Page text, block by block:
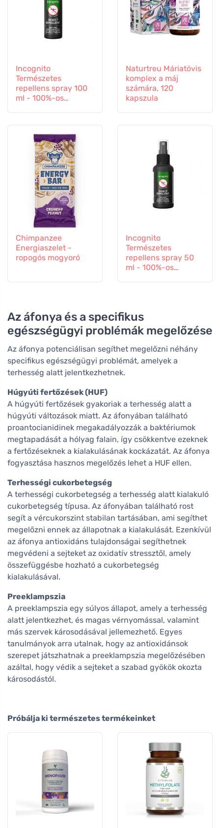
Incognito
Természetes
repellens spray 100
ml - 100%-os
Naturtreu Máriatövis
komplex a máj
számára, 120
kapszula
Chimpanzee
Energiaszelet -
ropogós mogyoró
Incognito
Természetes
repellens spray 50
ml - 100%-os
Az áfonya és a specifikus
egészségügyi problémák megelőzése
Az áfonya potenciálisan segíthet megelőzni néhány
specifikus egészségügyi problémát, amelyek a
terhesség alatt jelentkezhetnek.
Húgyúti fertőzések (HUF)
A húgyúti fertőzések gyakoriak a terhesség alatt a
húgyúti változások miatt. Az áfonyában található
proantocianidinek megakadályozzák a baktériumok
megtapadását a hólyag falain, így csökkentve ezeknek
a fertőzéseknek a kialakulásának kockázatát. Az áfonya
fogyasztása hasznos megelőzés lehet a HUF ellen.
Terhességi cukorbetegség
A terhességi cukorbetegség a terhesség alatt kialakuló
cukorbetegség típusa. Az áfonyában található rost
segít a vércukorszint stabilan tartásában, ami segíthet
megelőzni ennek az állapotnak a kialakulását. Ezenkívül
az áfonya antioxidáns tulajdonságai segíthetnek
megvédeni a sejteket az oxidatív stressztől, amely
összefüggésbe hozható a cukorbetegség
kialakulásával.
Preeklampszia
A preeklampszia egy súlyos állapot, amely a terhesség
alatt jelentkezhet, és magas vérnyomással, valamint
más szervek károsodásával jellemezhető. Egyes
tanulmányok arra utalnak, hogy az antioxidánsok
szerepet játszhatnak a preeklampszia megelőzésében
azáltal, hogy védik a sejteket a szabad gyökök okozta
károsodástól.
Próbálja ki természetes termékeinket